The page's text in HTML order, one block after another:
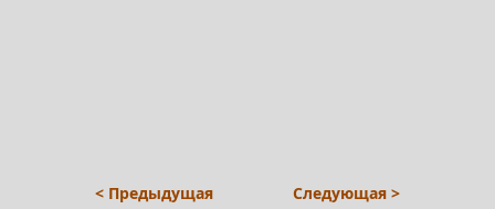
< Предыдущая Следующая >